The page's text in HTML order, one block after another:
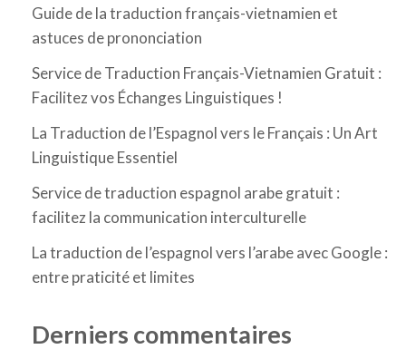
Guide de la traduction français-vietnamien et
astuces de prononciation
Service de Traduction Français-Vietnamien Gratuit :
Facilitez vos Échanges Linguistiques !
La Traduction de l’Espagnol vers le Français : Un Art
Linguistique Essentiel
Service de traduction espagnol arabe gratuit :
facilitez la communication interculturelle
La traduction de l’espagnol vers l’arabe avec Google :
entre praticité et limites
Derniers commentaires